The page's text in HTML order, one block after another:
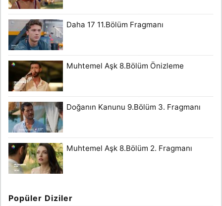
Daha 17 11.Bölüm Fragmanı
Muhtemel Aşk 8.Bölüm Önizleme
Doğanın Kanunu 9.Bölüm 3. Fragmanı
Muhtemel Aşk 8.Bölüm 2. Fragmanı
Popüler Diziler